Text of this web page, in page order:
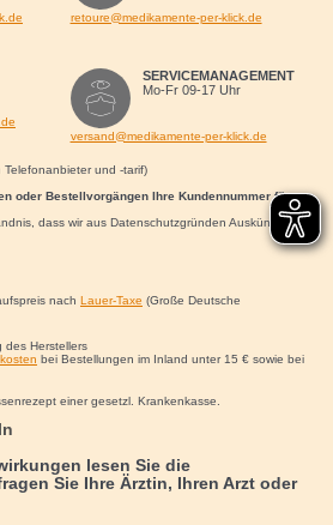
retoure@medikamente-per-klick.de
SERVICEMANAGEMENT
Mo-Fr 09-17 Uhr
versand@medikamente-per-klick.de
und -tarif)
oder Bestellvorgängen Ihre Kundennummer für uns
dass wir aus Datenschutzgründen Auskünfte nur
nach Lauer-Taxe (Große Deutsche
des Herstellers
bei Bestellungen im Inland unter 15 €sowie bei
einer gesetzl. Krankenkasse.
lesen Sie die
Sie Ihre Ärztin, Ihren Arzt oder